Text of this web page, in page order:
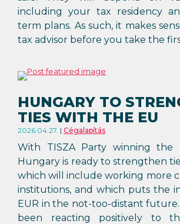
including your tax residency
term plans. As such, it makes
tax advisor before you take the
HUNGARY TO
TIES WITH THE EU
2026.04.27. Cégalapítás
With TISZA Party winning the
Hungary is ready to strengthen
which will include working more
institutions, and which puts the
EUR in the not-too-distant
been reacting positively to